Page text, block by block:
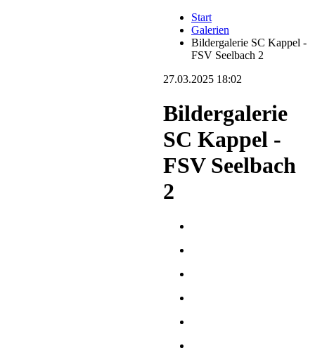
Start
Galerien
Bildergalerie SC Kappel -
FSV Seelbach 2
27.03.2025 18:02
Bildergalerie
SC Kappel -
FSV Seelbach
2